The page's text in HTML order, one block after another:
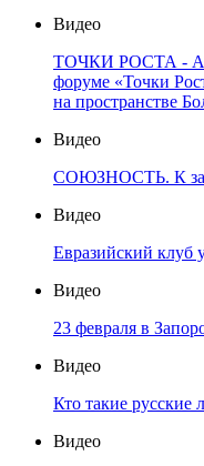
Видео
ТОЧКИ РОСТА -
форуме «Точки
на пространстве
Видео
СОЮЗНОСТЬ. К
Видео
Евразийский клуб
Видео
23 февраля в
Видео
Кто такие русские
Видео